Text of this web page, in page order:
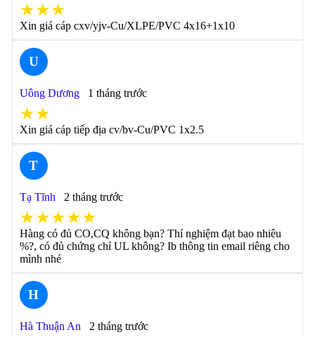
★★★
Xin giá cáp cxv/yjv-Cu/XLPE/PVC 4x16+1x10
U
Uông Dương 1 tháng trước
★★
Xin giá cáp tiếp địa cv/bv-Cu/PVC 1x2.5
T
Tạ Tĩnh 2 tháng trước
★★★★★
Hàng có đủ CO,CQ không bạn? Thí nghiệm đạt bao nhiêu
%?, có đủ chứng chỉ UL không? Ib thông tin email riêng cho
mình nhé
H
Hà Thuận An 2 tháng trước